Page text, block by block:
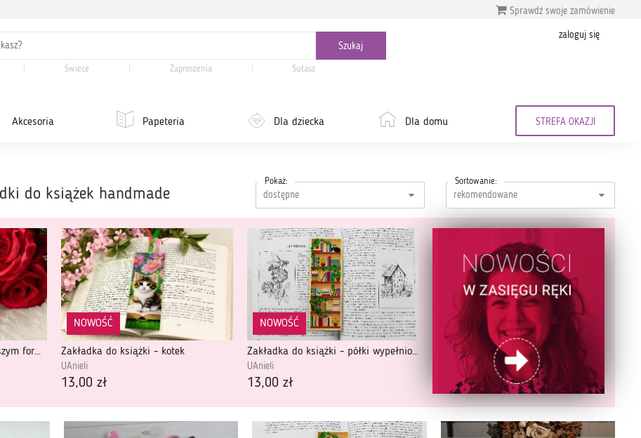
Sprawdź swoje zamówienie
Świece Zaproszenia Sutasz
zaloguj się
Akcesoria Papeteria Dla dziecka Dla domu STREFA OKAZJI
do książek handmade
Pokaż: Sortowanie:
Zakładka do książki o większym formacie - Mały Książę
NOWOŚĆ
Zakładka do książki - kotek
UAnieli
13,00 zł
NOWOŚĆ
Zakładka do książki - półki wypełnione książkami
UAnieli
13,00 zł